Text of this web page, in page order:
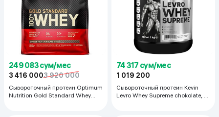
249 083 сум/мес
3 416 0003 920 000
Сывороточный протеин Optimum
Nutrition Gold Standard Whey
74 317 сум/мес
1 019 200
Сывороточный протеин Kevin
Levro Whey Supreme chokolate, 2